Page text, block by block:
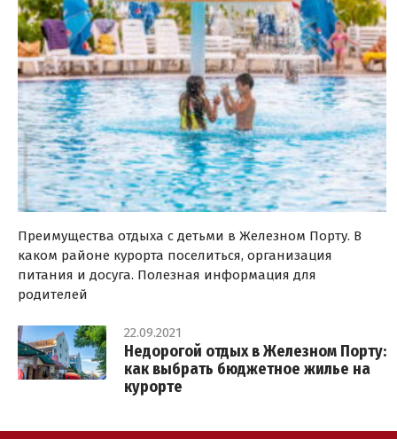
Преимущества отдыха с детьми в Железном Порту. В
каком районе курорта поселиться, организация
питания и досуга. Полезная информация для
родителей
22.09.2021
Недорогой отдых в Железном Порту:
как выбрать бюджетное жилье на
курорте